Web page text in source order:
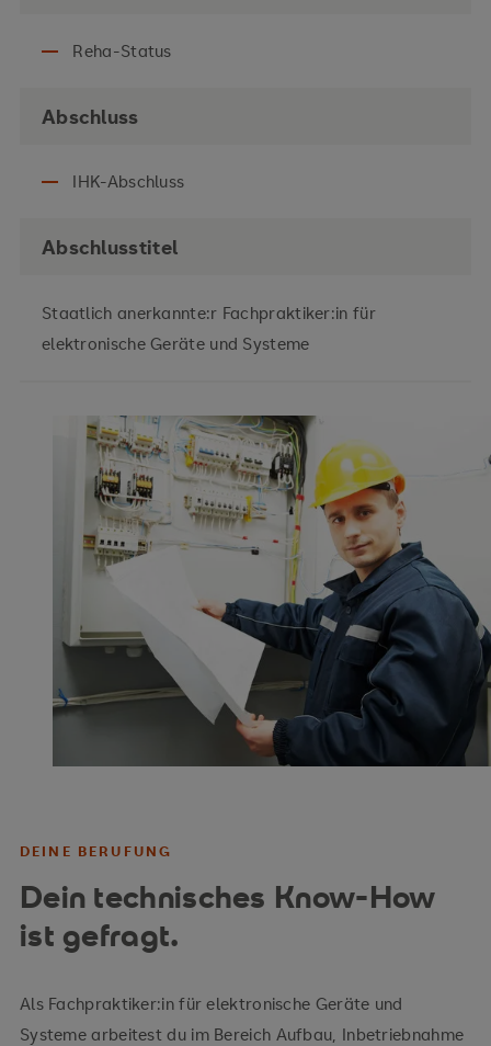
Reha-Status
Abschluss
IHK-Abschluss
Abschlusstitel
Staatlich anerkannte:r Fachpraktiker:in für
elektronische Geräte und Systeme
DEINE BERUFUNG
Dein technisches Know-How
ist gefragt.
Als Fachpraktiker:in für elektronische Geräte und
Systeme arbeitest du im Bereich Aufbau, Inbetriebnahme